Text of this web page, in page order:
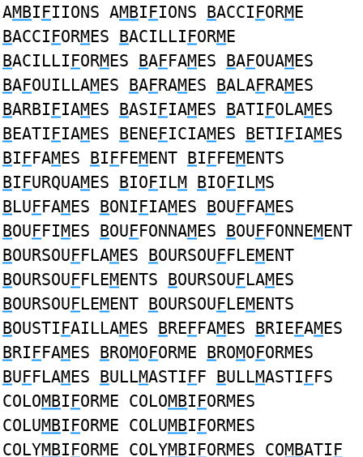
AMBIFIIONS AMBIFIONS BACCIFORME
BACCIFORMES BACILLIFORME
BACILLIFORMES BAFFAMES BAFOUAMES
BAFOUILLAMES BAFRAMES BALAFRAMES
BARBIFIAMES BASIFIAMES BATIFOLAMES
BEATIFIAMES BENEFICIAMES BETIFIAMES
BIFFAMES BIFFEMENT BIFFEMENTS
BIFURQUAMES BIOFILM BIOFILMS
BLUFFAMES BONIFIAMES BOUFFAMES
BOUFFIMES BOUFFONNAMES BOUFFONNEMENT
BOURSOUFFLAMES BOURSOUFFLEMENT
BOURSOUFFLEMENTS BOURSOUFLAMES
BOURSOUFLEMENT BOURSOUFLEMENTS
BOUSTIFAILLAMES BREFFAMES BRIEFAMES
BRIFFAMES BROMOFORME BROMOFORMES
BUFFLAMES BULLMASTIFF BULLMASTIFFS
COLOMBIFORME COLOMBIFORMES
COLUMBIFORME COLUMBIFORMES
COLYMBIFORME COLYMBIFORMES COMBATIF